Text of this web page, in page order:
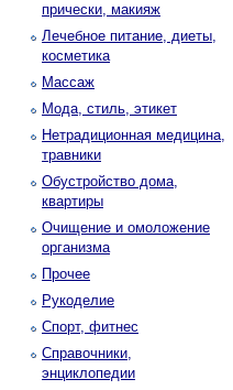
прически, макияж
Лечебное питание, диеты,
косметика
Массаж
Мода, стиль, этикет
Нетрадиционная медицина,
травники
Обустройство дома,
квартиры
Очищение и омоложение
организма
Прочее
Рукоделие
Спорт, фитнес
Справочники,
энциклопедии